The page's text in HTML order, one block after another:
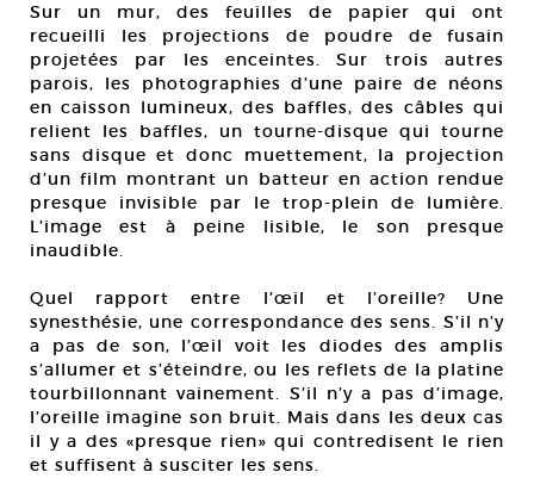
Sur un mur, des feuilles de papier qui ont
recueilli les projections de poudre de fusain
projetées par les enceintes. Sur trois autres
parois, les photographies d’une paire de néons
en caisson lumineux, des baffles, des câbles qui
relient les baffles, un tourne-disque qui tourne
sans disque et donc muettement, la projection
d’un film montrant un batteur en action rendue
presque invisible par le trop-plein de lumière.
L’image est à peine lisible, le son presque
inaudible.
Quel rapport entre l’œil et l’oreille? Une
synesthésie, une correspondance des sens. S’il n’y
a pas de son, l’œil voit les diodes des amplis
s’allumer et s’éteindre, ou les reflets de la platine
tourbillonnant vainement. S’il n’y a pas d’image,
l’oreille imagine son bruit. Mais dans les deux cas
il y a des «presque rien» qui contredisent le rien
et suffisent à susciter les sens.